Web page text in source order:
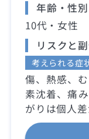
年齢・性別
10代・女性
リスクと
考えられる症
傷、熱感、
素沈着、痛
がりは個人